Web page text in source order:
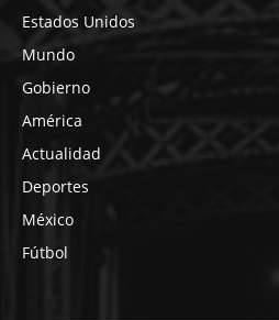
Estados Unidos
Mundo
Gobierno
América
Actualidad
Deportes
México
Fútbol